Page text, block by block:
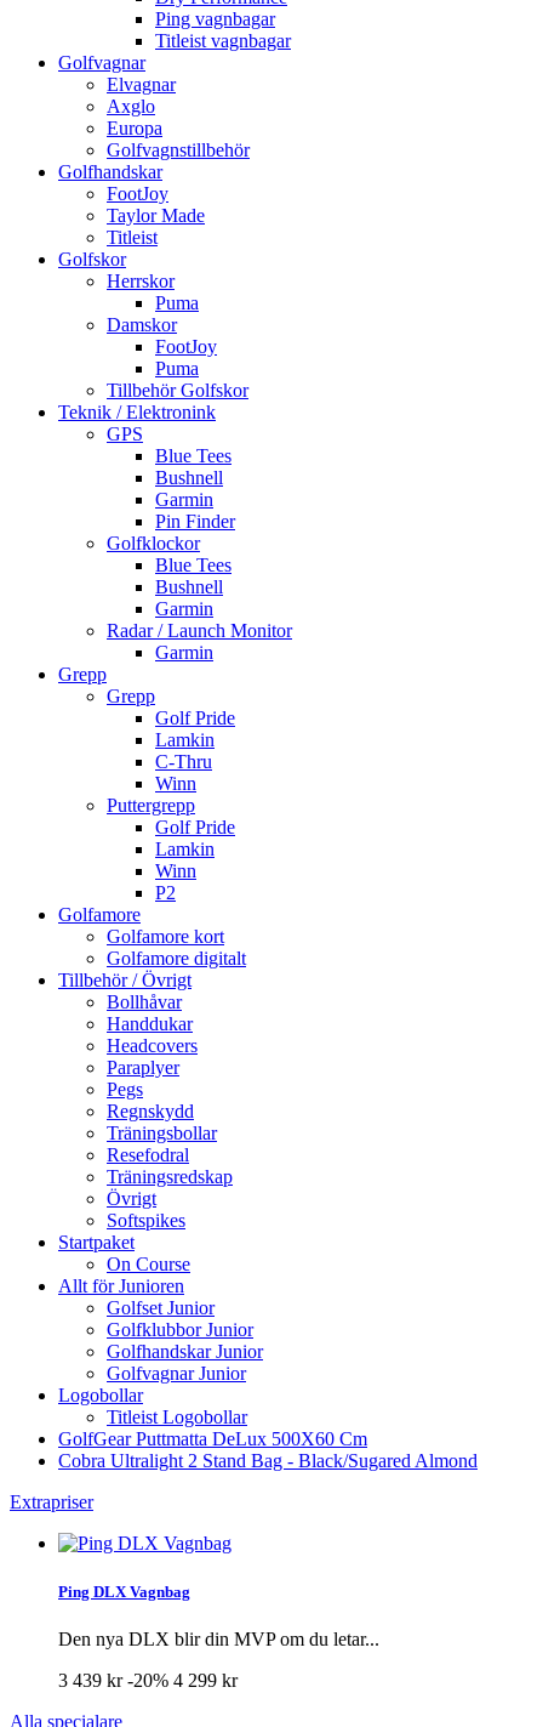
Ping vagnbagar
Titleist vagnbagar
Golfvagnar
Elvagnar
Axglo
Europa
Golfvagnstillbehör
Golfhandskar
FootJoy
Taylor Made
Titleist
Golfskor
Herrskor
Puma
Damskor
FootJoy
Puma
Tillbehör Golfskor
Teknik / Elektronink
GPS
Blue Tees
Bushnell
Garmin
Pin Finder
Golfklockor
Blue Tees
Bushnell
Garmin
Radar / Launch Monitor
Garmin
Grepp
Grepp
Golf Pride
Lamkin
C-Thru
Winn
Puttergrepp
Golf Pride
Lamkin
Winn
P2
Golfamore
Golfamore kort
Golfamore digitalt
Tillbehör / Övrigt
Bollhåvar
Handdukar
Headcovers
Paraplyer
Pegs
Regnskydd
Träningsbollar
Resefodral
Träningsredskap
Övrigt
Softspikes
Startpaket
On Course
Allt för Junioren
Golfset Junior
Golfklubbor Junior
Golfhandskar Junior
Golfvagnar Junior
Logobollar
Titleist Logobollar
GolfGear Puttmatta DeLux 500X60 Cm
Cobra Ultralight 2 Stand Bag - Black/Sugared Almond
Extrapriser
Ping DLX Vagnbag
Den nya DLX blir din MVP om du letar...
3 439 kr-20% 4 299 kr
Alla specialare